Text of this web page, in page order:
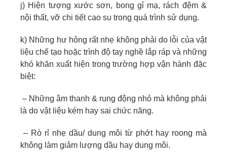
j) Hiện tượng xước sơn, bong gỉ mạ, rách đệm &
nội thất, vỡ chi tiết cao su trong quá trình sử dụng.
k) Những hư hỏng rất nhẹ không phải do lỗi của vật
liệu chế tạo hoặc trình độ tay nghề lắp ráp và những
khó khăn xuất hiện trong trường hợp vận hành đặc
biệt:
– Những âm thanh & rung động nhỏ mà không phải
là do vật liệu kém hay sai chức năng.
– Rò rỉ nhẹ dầu/ dung môi từ phớt hay roong mà
không làm giảm lượng dầu hay dung môi.